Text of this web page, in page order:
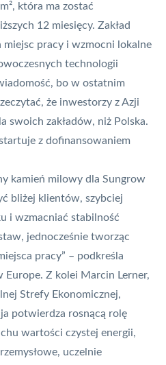
która ma zostać
12 miesięcy. Zakład
pracy i wzmocni lokalne
technologii
bo w ostatnim
że inwestorzy z Azji
swoich zakładów, niż Polska.
z dofinansowaniem
kamień milowy dla Sungrow
bliżej klientów, szybciej
i wzmacniać stabilność
jednocześnie tworząc
pracy” – podkreśla
Europe. Z kolei Marcin Lerner,
Strefy Ekonomicznej,
potwierdza rosnącą rolę
wartości czystej energii,
uczelnie